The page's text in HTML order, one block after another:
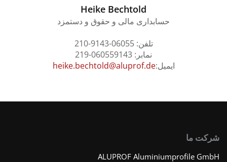
Heike Bechtold
حسابداری مالی و حقوق و دستمزد
تلفن: 06055-9143-210
نمابر: 060559143-219
ایمیل:heike.bechtold@aluprof.de
ما
ALUPROF Aluminiumprofile